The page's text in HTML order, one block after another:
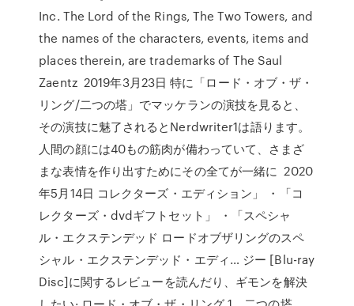
Inc. The Lord of the Rings, The Two Towers, and
the names of the characters, events, items and
places therein, are trademarks of The Saul
Zaentz 2019年3月23日 特に「ロード・オブ・ザ・
リング/二つの塔」でマッケランの演技を見ると、
その演技に魅了されるとNerdwriter1は語ります。
人間の顔には40もの筋肉が備わっていて、さまざ
まな表情を作り出すためにその全てが一緒に 2020
年5月14日 コレクターズ・エディション」 ・「コ
レクターズ・dvdギフトセット」 ・「スペシャ
ル・エクステンデッド ロードオブザリングのスペ
シャル・エクステンデッド・エディ… ジー [Blu-ray
Disc]に関するレビューを読んだり、ギモンを解決